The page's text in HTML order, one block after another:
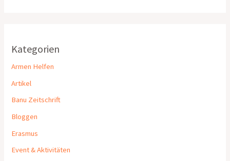
Kategorien
Armen Helfen
Artikel
Banu Zeitschrift
Bloggen
Erasmus
Event & Aktivitäten